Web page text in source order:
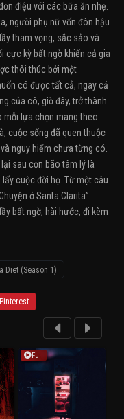
điệu với các bữa ăn nhẹ.
người phụ nữ vốn đôn hậu
tham vọng, sắc sảo và
cực kỳ bất ngờ khiến cả gia
thôi thúc bởi một
có được tất cả, ngay cả
của cô, giờ đây, trở thành
mỗi lựa chọn mang theo
cuộc sống đã quen thuộc
nguy hiểm chưa từng có.
sau cơn bão tâm lý là
cuộc đời họ. Từ một câu
ở Santa Clarita”
bất ngờ, hài hước, đi kèm
Diet (Season 1)
Pinterest
Full